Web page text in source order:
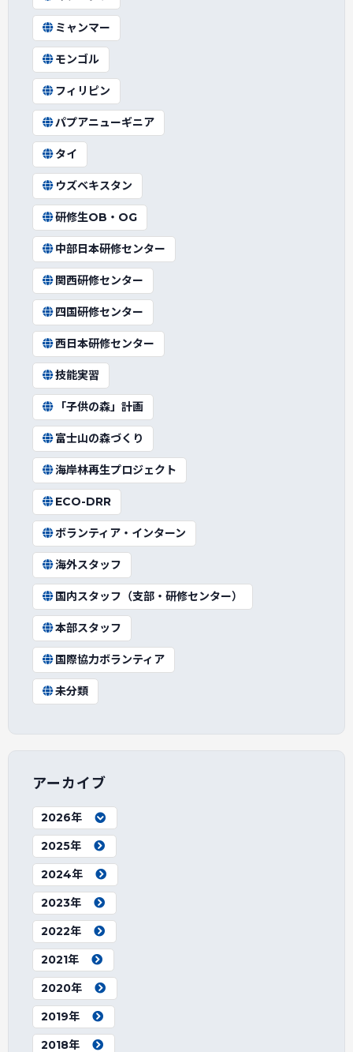
ミャンマー
モンゴル
フィリピン
パプアニューギニア
タイ
ウズベキスタン
研修生OB・OG
中部日本研修センター
関西研修センター
四国研修センター
西日本研修センター
技能実習
「子供の森」計画
富士山の森づくり
海岸林再生プロジェクト
ECO-DRR
ボランティア・インターン
海外スタッフ
国内スタッフ（支部・研修センター）
本部スタッフ
国際協力ボランティア
未分類
アーカイブ
2026年
2025年
2024年
2023年
2022年
2021年
2020年
2019年
2018年